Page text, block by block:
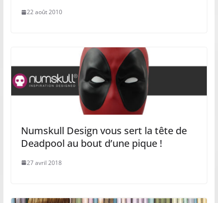
22 août 2010
Numskull Design vous sert la tête de
Deadpool au bout d’une pique !
27 avril 2018